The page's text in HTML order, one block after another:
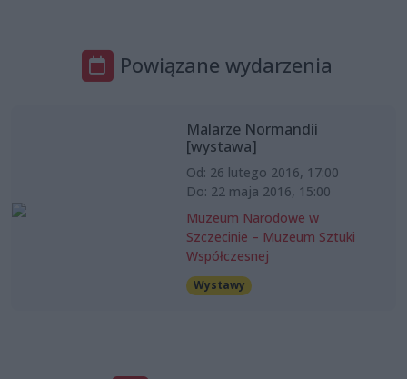
Powiązane wydarzenia
Malarze Normandii
[wystawa]
Od: 26 lutego 2016, 17:00
Do: 22 maja 2016, 15:00
Muzeum Narodowe w
Szczecinie – Muzeum Sztuki
Współczesnej
Wystawy